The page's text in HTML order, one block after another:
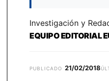
Investigación y
EQUIPO EDITORIAL
PUBLICADO 21/02/2018